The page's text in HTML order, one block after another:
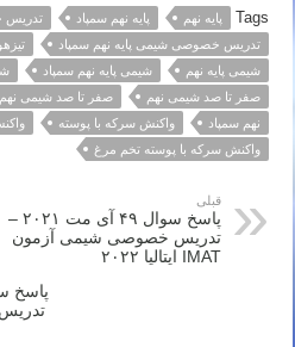
Tags پایه نهم پایه نهم سمپاد
تدریس
تدریس خصوصی شیمی پایه نهم سمپاد
شیمی پایه نهم
شیمی پایه نهم سمپاد
صفر تا صد شیمی نهم
صفر تا صد شیمی
نهم سمپاد
واکنش سرکه با پوسته
واکنش سرکه با پوسته تخم مرغ
قبلی
پاسخ سوال ۴۹ آی مت ۲۰۲۱ –
تدریس خصوصی شیمی آزمون
IMAT ایتالیا ۲۰۲۲